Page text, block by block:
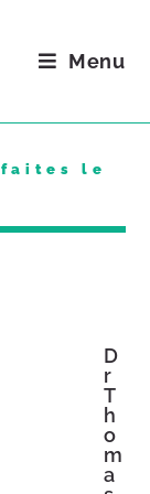
Menu
faites le
D
r
T
h
o
m
a